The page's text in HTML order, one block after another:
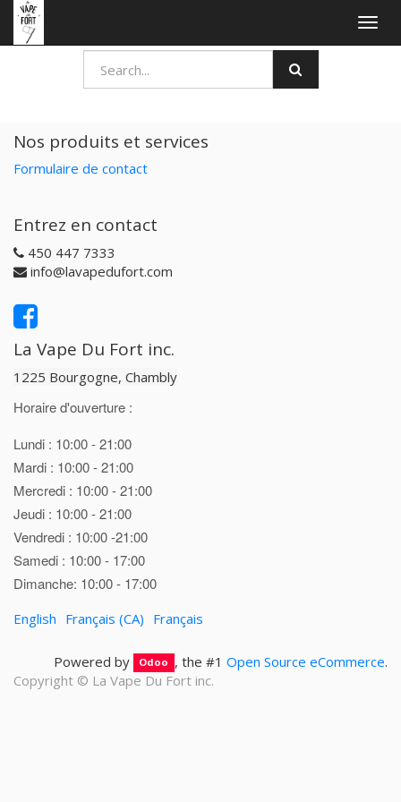
Nos produits et services
Formulaire de contact
Entrez en contact
450 447 7333
info@lavapedufort.com
La Vape Du Fort inc.
1225 Bourgogne, Chambly
Horaire d'ouverture :
Lundi : 10:00 - 21:00
Mardi : 10:00 - 21:00
Mercredi : 10:00 - 21:00
Jeudi : 10:00 - 21:00
Vendredi : 10:00 -21:00
Samedi : 10:00 - 17:00
Dimanche: 10:00 - 17:00
English Français (CA) Français
Powered by Odoo , the #1 Open Source eCommerce.
Copyright © La Vape Du Fort inc.